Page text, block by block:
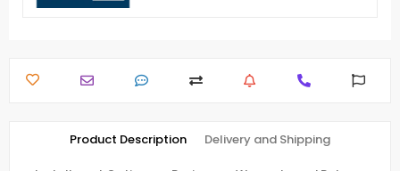
Product Description Delivery and Shipping